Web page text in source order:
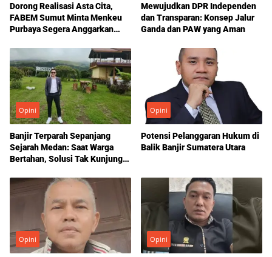
Dorong Realisasi Asta Cita,
FABEM Sumut Minta Menkeu
Purbaya Segera Anggarkan
Mewujudkan DPR Independen
dan Transparan: Konsep Jalur
Ganda dan PAW yang Aman
Opini
Banjir Terparah Sepanjang
Sejarah Medan: Saat Warga
Bertahan, Solusi Tak Kunjung
Opini
Potensi Pelanggaran Hukum di
Balik Banjir Sumatera Utara
Opini Opini